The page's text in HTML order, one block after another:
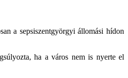
a sepsiszentgyörgyi állomási hídon
ha a város nem is nyerte el